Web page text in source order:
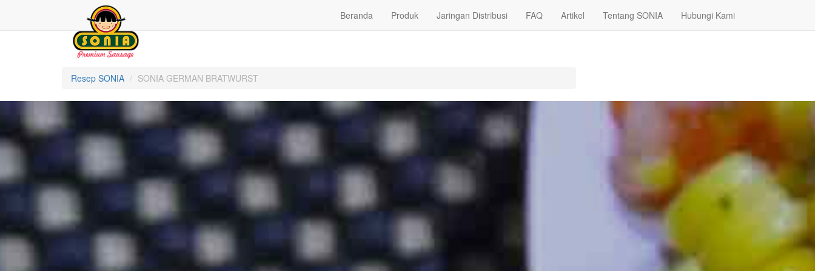
Beranda Produk Jaringan Distribusi FAQ Artikel Tentang SONIA Hubungi Kami
Resep SONIA SONIA GERMAN BRATWURST